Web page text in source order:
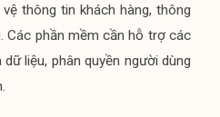
thông tin khách hàng, thông
Các phần mềm cần hỗ trợ các
liệu, phân quyền người dùng